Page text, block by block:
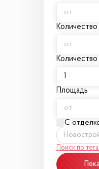
Количество
Количество
Площадь
С
Поиск по